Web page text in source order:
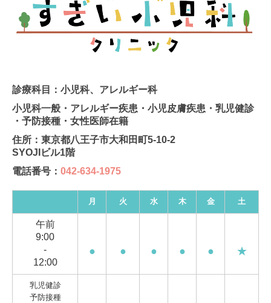
診療科目：小児科、アレルギー科
小児科一般・アレルギー疾患・小児皮膚疾患・乳児健診
・予防接種・女性医師在籍
住所：東京都八王子市大和田町5-10-2
SYOJIビル1階
電話番号： 042-634-1975
月 火 水 木 金 土
午前
9:00
-
12:00
● ● ● ● ● ★
乳児健診
予防接種